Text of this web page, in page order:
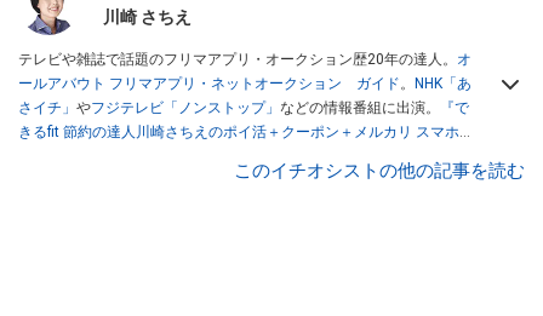
川崎 さちえ
テレビや雑誌で話題のフリマアプリ・オークション歴20年の達人。 オ
ールアバウト フリマアプリ・ネットオークション ガイド。
NHK「あ
さイチ」 やフジテレビ「ノンストップ」 などの情報番組に出演。
『で
きるfit 節約の達人川崎さちえのポイ活＋クーポン＋メルカリ スマホで
スマホ1つでスキマ時間に効率的に稼ぐ！』（翔泳社刊） ほか著書多
このイチオシストの他の記事を読む